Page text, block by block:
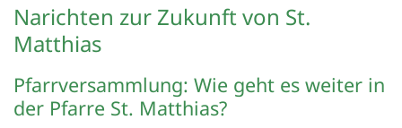
Narichten zur Zukunft von St.
Matthias
Pfarrversammlung: Wie geht es weiter in
der Pfarre St. Matthias?